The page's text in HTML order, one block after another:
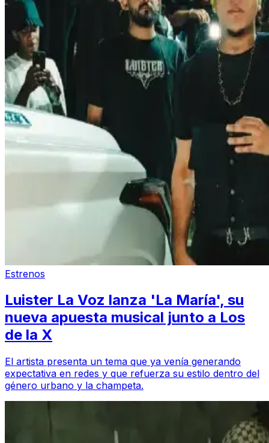
Estrenos
Luister La Voz lanza 'La María', su
nueva apuesta musical junto a Los
de la X
El artista presenta un tema que ya venía generando
expectativa en redes y que refuerza su estilo dentro del
género urbano y la champeta.